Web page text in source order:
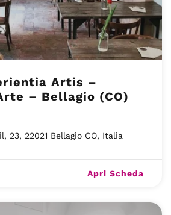
Artis –
– Bellagio (CO)
23, 22021 Bellagio CO, Italia
Apri Scheda